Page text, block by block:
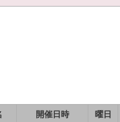
開催日時 曜日